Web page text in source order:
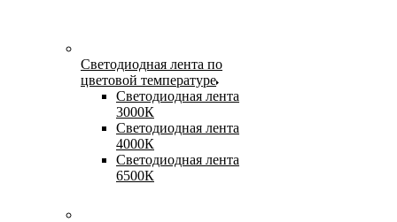
Светодиодная лента по
цветовой температуре
Светодиодная лента
3000К
Светодиодная лента
4000К
Светодиодная лента
6500К